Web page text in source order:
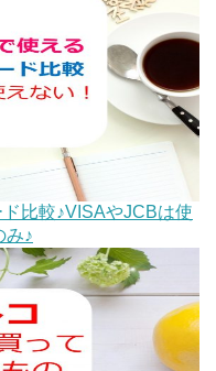
比較♪VISAやJCBは使
み♪